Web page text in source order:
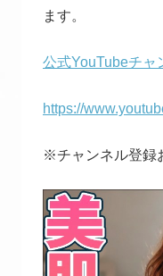
ます。
公式YouTubeチ
https://
※チャンネル登録